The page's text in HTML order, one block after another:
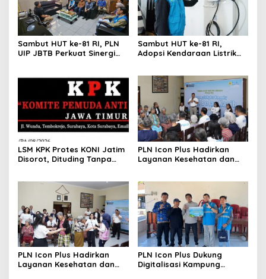
Sambut HUT ke-81 RI, PLN
UIP JBTB Perkuat Sinergi
Sambut HUT ke-81 RI,
Adopsi Kendaraan Listrik
Charging Services PLN
LSM KPK Protes KONI Jatim
Disorot, Dituding Tanpa
PLN Icon Plus Hadirkan
Layanan Kesehatan dan
PLN Icon Plus Hadirkan
Layanan Kesehatan dan
PLN Icon Plus Dukung
Digitalisasi Kampung